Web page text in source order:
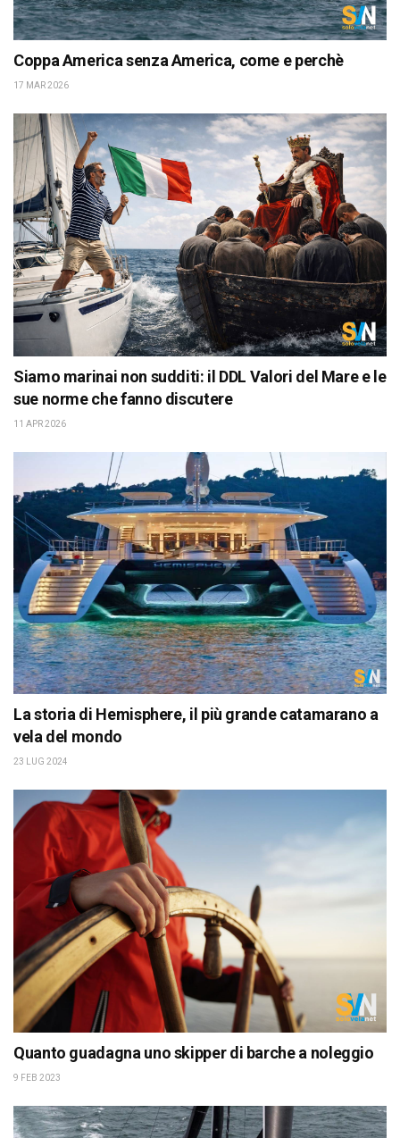
Coppa America senza America, come e perchè
17 MAR 2026
Siamo marinai non sudditi: il DDL Valori del Mare e le
sue norme che fanno discutere
11 APR 2026
La storia di Hemisphere, il più grande catamarano a
vela del mondo
23 LUG 2024
Quanto guadagna uno skipper di barche a noleggio
9 FEB 2023